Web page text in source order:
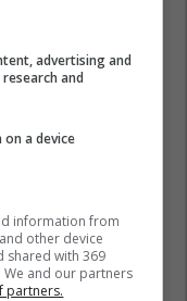
advertising and
and
a device
information from
other device
shared with 369
We and our partners
partners.